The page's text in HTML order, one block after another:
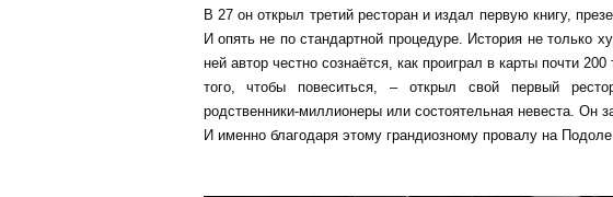
В 27 он открыл третий ресторан и издал первую книгу,
И опять не по стандартной процедуре. История не только
ней автор честно сознаётся, как проиграл в карты почти
того, чтобы повеситься, – открыл свой первый
родственники-миллионеры или состоятельная невеста. Он
И именно благодаря этому грандиозному провалу на